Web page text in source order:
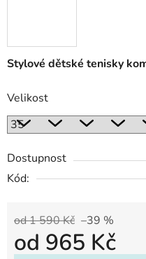
Stylové dětské tenisky
Velikost
Dostupnost
Kód:
od 1 590 Kč –39 %
od 965 Kč